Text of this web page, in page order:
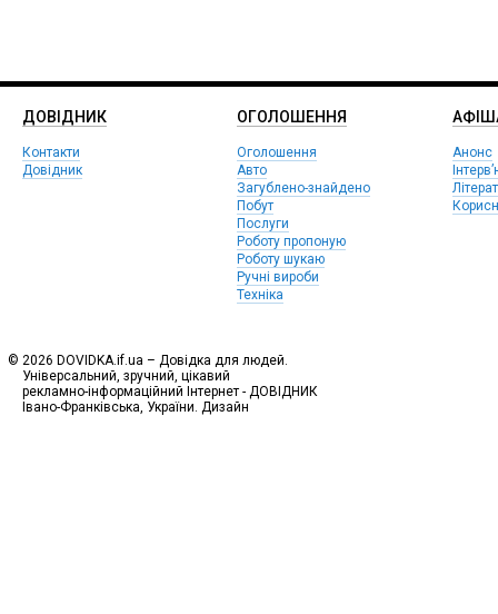
ДОВІДНИК
Контакти
Довідник
ОГОЛОШЕННЯ
Оголошення
Авто
Загублено-знайдено
Побут
Послуги
Роботу пропоную
Роботу шукаю
Ручні вироби
Техніка
Анонс
© 2026 DOVIDKA.if.ua – Довідка для людей.
Універсальний, зручний, цікавий
рекламно-інформаційний Інтернет - ДОВІДНИК
Івано-Франківська, України. Дизайн